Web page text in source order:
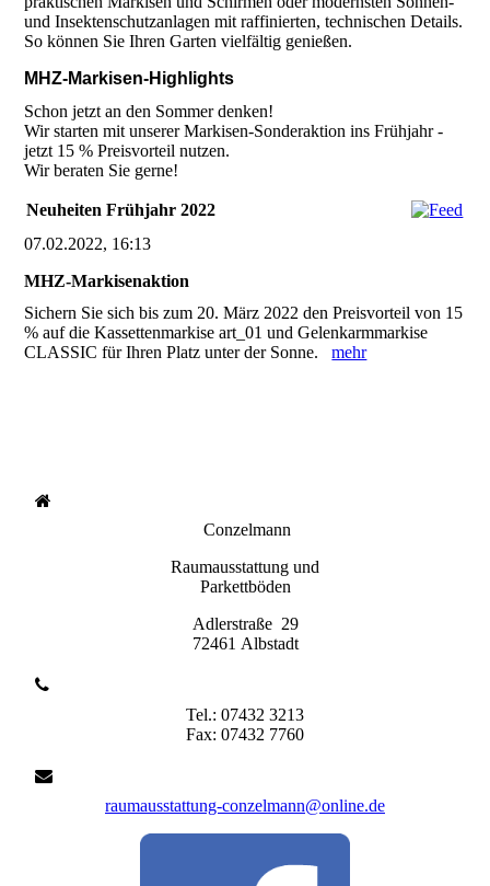
und Insektenschutzanlagen mit raffinierten, technischen Details.
So können Sie Ihren Garten vielfältig genießen.
MHZ-Markisen-Highlights
Schon jetzt an den Sommer denken!
Wir starten mit unserer Markisen-Sonderaktion ins Frühjahr -
jetzt 15 % Preisvorteil nutzen.
Wir beraten Sie gerne!
Neuheiten Frühjahr 2022
07.02.2022, 16:13
MHZ-Markisenaktion
Sichern Sie sich bis zum 20. März 2022 den Preisvorteil von 15
% auf die Kassettenmarkise art_01 und Gelenkarmmarkise
CLASSIC für Ihren Platz unter der Sonne.mehr
Conzelmann
Raumausstattung und
Parkettböden
Adlerstraße 29
72461 Albstadt
Tel.: 07432 3213
Fax: 07432 7760
raumausstattung-conzelmann@online.de